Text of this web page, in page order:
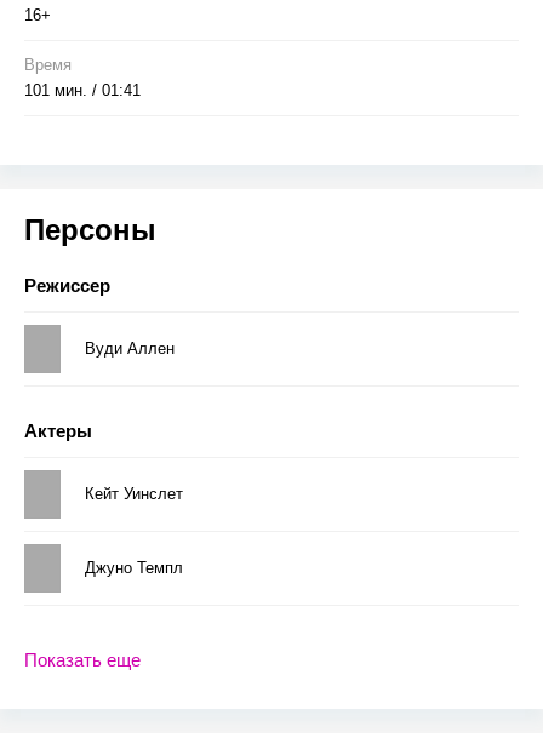
16+
Время
101 мин. / 01:41
Персоны
Режиссер
Вуди Аллен
Актеры
Кейт Уинслет
Джуно Темпл
Показать еще